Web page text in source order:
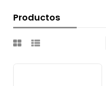
Productos